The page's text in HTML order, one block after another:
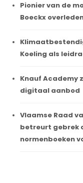
Pionier van de
Boeckx
Koeling als
Knauf Academy
digitaal aanbod
Vlaamse Raad
betreurt gebrek
normenboeken